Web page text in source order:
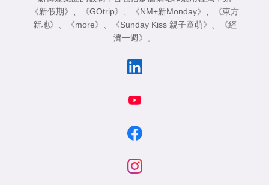
《新假期》
《GOtrip》 《NM+新Monday》
《東方
新地》
《more》 《Sunday Kiss 親子童萌》
《經
濟一週》
。